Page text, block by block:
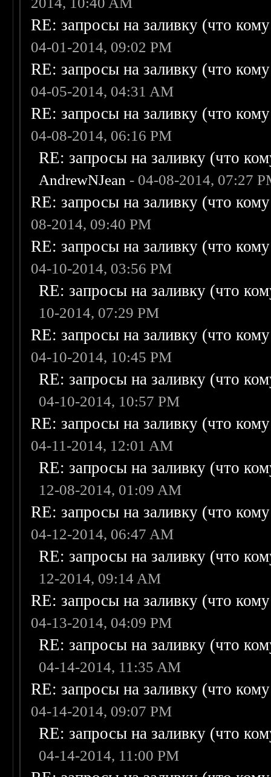
RE: запросы на заливку (что
04-01-2014, 09:02 PM
RE: запросы на заливку (что
04-05-2014, 04:31 AM
RE: запросы на заливку (что
04-08-2014, 06:16 PM
RE: запросы на заливку (что
AndrewNJean - 04-08-2014, 07:27
RE: запросы на заливку (что
08-2014, 09:40 PM
RE: запросы на заливку (что
04-10-2014, 03:56 PM
RE: запросы на заливку (что
10-2014, 07:29 PM
RE: запросы на заливку (что
04-10-2014, 10:45 PM
RE: запросы на заливку (что
04-10-2014, 10:57 PM
RE: запросы на заливку (что
04-11-2014, 12:01 AM
RE: запросы на заливку (что
12-08-2014, 01:09 AM
RE: запросы на заливку (что
04-12-2014, 06:47 AM
RE: запросы на заливку (что
12-2014, 09:14 AM
RE: запросы на заливку (что
04-13-2014, 04:09 PM
RE: запросы на заливку (что
04-14-2014, 11:35 AM
RE: запросы на заливку (что
04-14-2014, 09:07 PM
RE: запросы на заливку (что
04-14-2014, 11:00 PM